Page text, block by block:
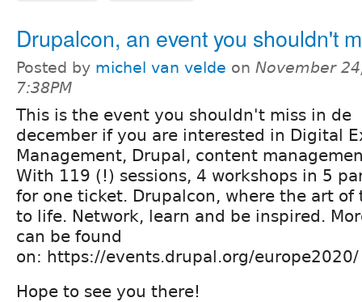
Drupalcon, an event you shouldn't
Posted by michel van velde on November
7:38PM
This is the event you shouldn't miss in de
december if you are interested in Digital
Management, Drupal, content
With 119 (!) sessions, 4 workshops in 5
for one ticket. Drupalcon, where the art of
to life. Network, learn and be inspired.
can be found
on: https://events.drupal.org/
Hope to see you there!